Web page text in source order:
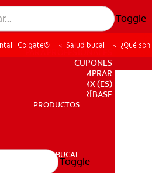
Toggle
PRODUCTOS
SALUD BUCAL
PARA PROFESIONALES
CUPONES
DONDE COMPRAR
MX (ES)
SUSCRÍBASE
PRODUCTOS
SALUD BUCAL
Toggle
| Colgate® Salud bucal ¿Qué
dientes